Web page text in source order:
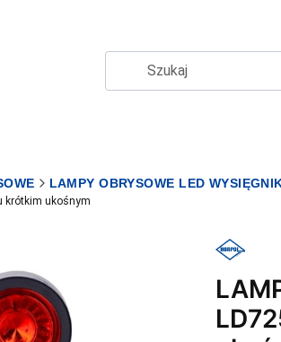
LAMPY OBRYSOWE LED
krótkim ukośnym